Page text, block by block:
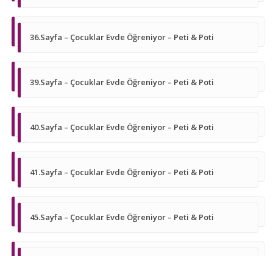
36.Sayfa – Çocuklar Evde Öğreniyor – Peti & Poti
39.Sayfa – Çocuklar Evde Öğreniyor – Peti & Poti
40.Sayfa – Çocuklar Evde Öğreniyor – Peti & Poti
41.Sayfa – Çocuklar Evde Öğreniyor – Peti & Poti
45.Sayfa – Çocuklar Evde Öğreniyor – Peti & Poti